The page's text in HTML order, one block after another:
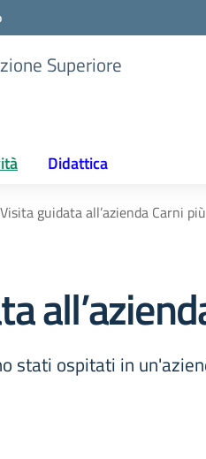
Superiore
Didattica
Visita guidata all’azienda Carni più
stati ospitati in